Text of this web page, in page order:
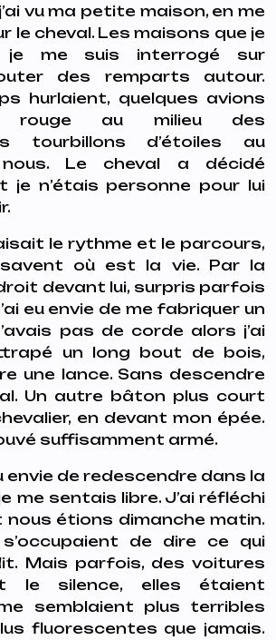
vu ma petite maison, en me
le cheval. Les maisons que je
je me suis interrogé sur
des remparts autour.
hurlaient, quelques avions
rouge au milieu des
tourbillons d’étoiles au
Le cheval a décidé
je n’étais personne pour lui
le rythme et le parcours,
où est la vie. Par la
devant lui, surpris parfois
eu envie de me fabriquer un
pas de corde alors j’ai
un long bout de bois,
une lance. Sans descendre
Un autre bâton plus court
en devant mon épée.
suffisamment armé.
envie de redescendre dans la
me sentais libre. J’ai réfléchi
étions dimanche matin.
de dire ce qui
Mais parfois, des voitures
le silence, elles étaient
semblaient plus terribles
fluorescentes que jamais.